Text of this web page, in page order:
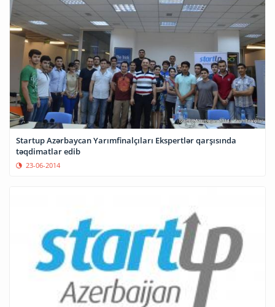
Startup Azərbaycan Yarımfinalçıları Ekspertlər qarşısında
təqdimatlar edib
23-06-2014